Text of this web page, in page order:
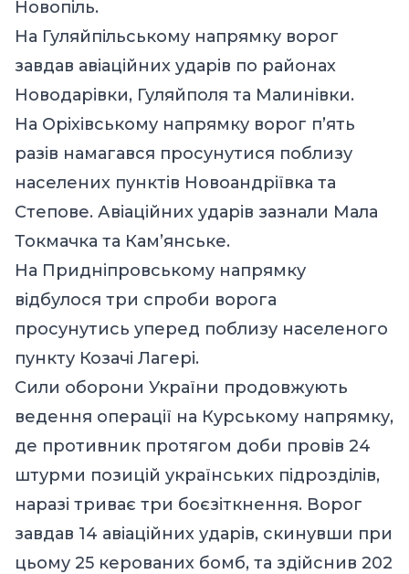
Новопіль.
На Гуляйпільському напрямку ворог
завдав авіаційних ударів по районах
Новодарівки, Гуляйполя та Малинівки.
На Оріхівському напрямку ворог п’ять
разів намагався просунутися поблизу
населених пунктів Новоандріївка та
Степове. Авіаційних ударів зазнали Мала
Токмачка та Кам’янське.
На Придніпровському напрямку
відбулося три спроби ворога
просунутись уперед поблизу населеного
пункту Козачі Лагері.
Сили оборони України продовжують
ведення операції на Курському напрямку,
де противник протягом доби провів 24
штурми позицій українських підрозділів,
наразі триває три боєзіткнення. Ворог
завдав 14 авіаційних ударів, скинувши при
цьому 25 керованих бомб, та здійснив 202